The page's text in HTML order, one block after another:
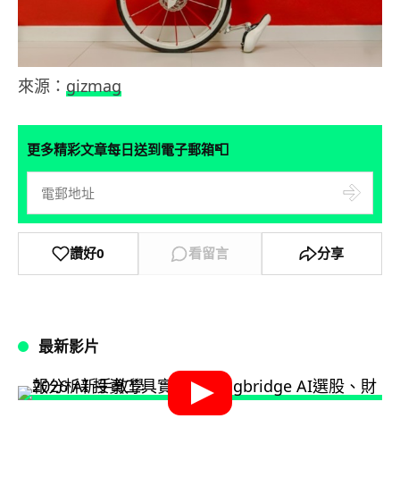
來源： gizmag
更多精彩文章每日送到電子郵箱📮
讚好0 看留言 分享
最新影片